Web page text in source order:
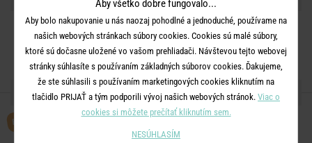
ĎALŠIE PRODUKTY ZO SÉRIE
BESTSELLER
Aby všetko dobre fungovalo...
Aby bolo nakupovanie u nás naozaj pohodlné a jednoduché, používame na
našich webových stránkach súbory cookies. Cookies sú malé súbory,
ktoré sú dočasne uložené vo vašom prehliadači. Návštevou tejto webovej
stránky súhlasíte s používaním základných súborov cookies. Ďakujeme,
že ste súhlasili s používaním marketingových cookies kliknutím na
tlačidlo PRIJAŤ a tým podporili vývoj našich webových stránok. Viac o
cookies si môžete prečítať kliknutím sem.
NESÚHLASÍM